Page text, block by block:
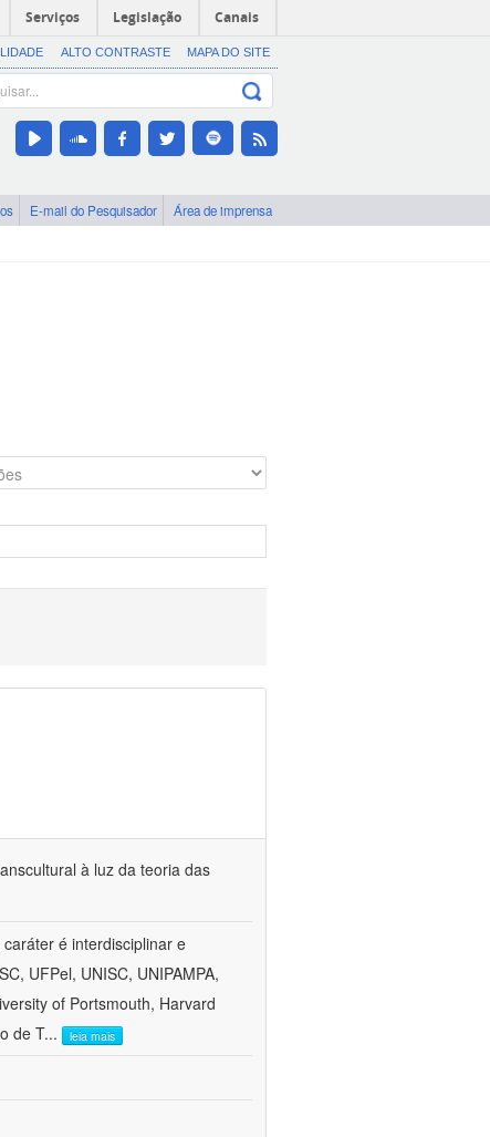
Serviços Legislação Canais
ALTO CONTRASTE MAPA DO SITE
E-mail do Pesquisador Área de imprensa
à luz da teoria das
é interdisciplinar e
UFPel, UNISC, UNIPAMPA,
of Portsmouth, Harvard
de T... leia mais